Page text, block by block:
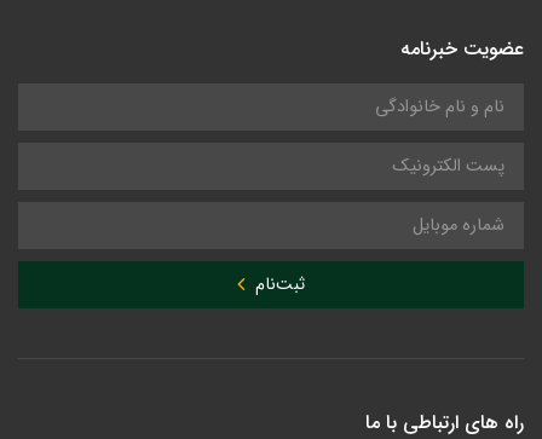
عضویت خبرنامه
ثبت‌نام
راه های ارتباطی با ما